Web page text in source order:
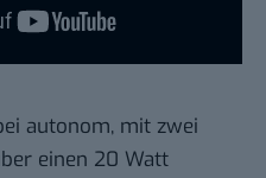
autonom, mit zwei
einen 20 Watt